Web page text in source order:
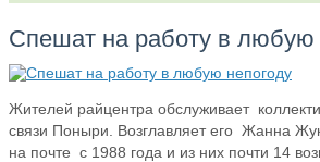
Спешат на работу в любую
Жителей райцентра обслуживает
связи Поныри. Возглавляет его Жанна
на почте с 1988 года и из них почти 14